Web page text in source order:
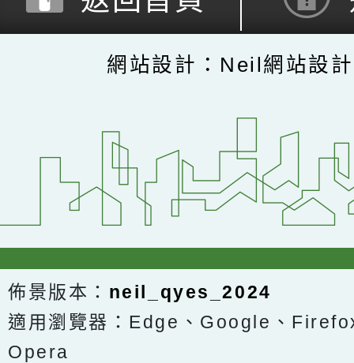
網站設計：Neil網站設
佈景版本： neil_qyes_2024
適用瀏覽器：Edge、Google、
Opera